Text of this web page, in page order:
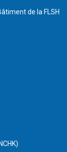
de la FLSH